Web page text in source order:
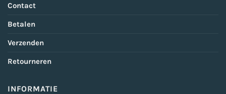
Contact
Betalen
Verzenden
Retourneren
INFORMATIE